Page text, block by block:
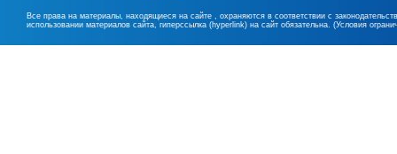
Все права на материалы, находящиеся на сайте , охраняются в соответствии с
использовании материалов сайта, гиперссылка (hyperlink) на сайт обязательна. (Условия